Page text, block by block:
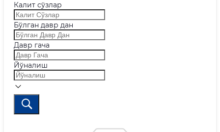
Калит сўзлар
Бўлган давр дан
Давр гача
Йўналиш